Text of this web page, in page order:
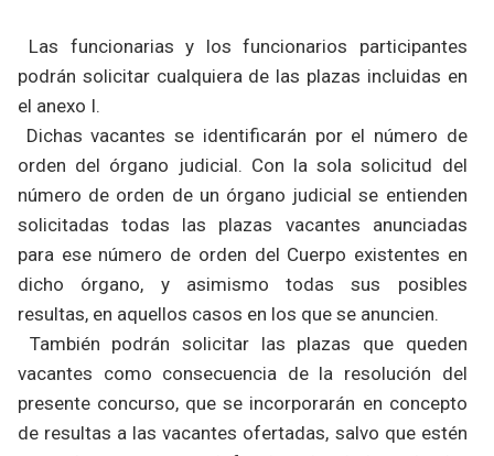
Las funcionarias y los funcionarios participantes
podrán solicitar cualquiera de las plazas incluidas en
el anexo I.
Dichas vacantes se identificarán por el número de
orden del órgano judicial. Con la sola solicitud del
número de orden de un órgano judicial se entienden
solicitadas todas las plazas vacantes anunciadas
para ese número de orden del Cuerpo existentes en
dicho órgano, y asimismo todas sus posibles
resultas, en aquellos casos en los que se anuncien.
También podrán solicitar las plazas que queden
vacantes como consecuencia de la resolución del
presente concurso, que se incorporarán en concepto
de resultas a las vacantes ofertadas, salvo que estén